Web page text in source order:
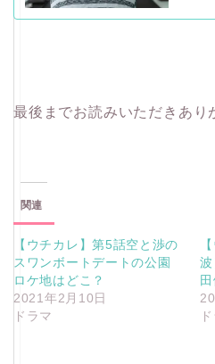
最後までお読みいただきあり
関連
【ウチカレ】第5話空と渉の
スワンボートデートの公園
ロケ地はどこ？
2021年2月10日
ドラマ